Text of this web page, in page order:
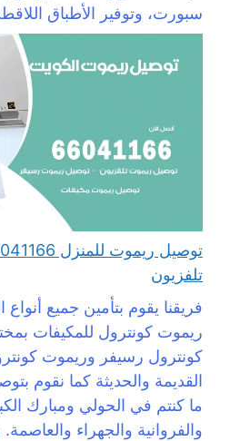
سبورت، وتوفير الأطباق
تلفزيون
فريقنا يقوم بتأمين جميع
ريموت كونترول للمكيفات
كونترول رسيفر وريموت
القديمة والحديثة كما نقوم
ما كنتم في الحولي ومبارك
والفروانية والجهراء